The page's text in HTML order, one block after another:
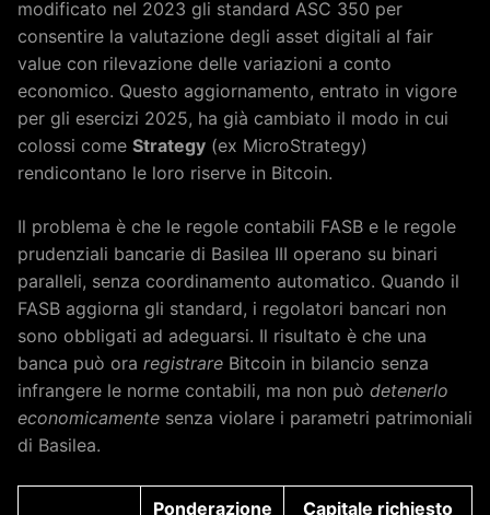
modificato nel 2023 gli standard ASC 350 per
consentire la valutazione degli asset digitali al fair
value con rilevazione delle variazioni a conto
economico. Questo aggiornamento, entrato in vigore
per gli esercizi 2025, ha già cambiato il modo in cui
colossi come Strategy (ex MicroStrategy)
rendicontano le loro riserve in Bitcoin.
Il problema è che le regole contabili FASB e le regole
prudenziali bancarie di Basilea III operano su binari
paralleli, senza coordinamento automatico. Quando il
FASB aggiorna gli standard, i regolatori bancari non
sono obbligati ad adeguarsi. Il risultato è che una
banca può ora registrare Bitcoin in bilancio senza
infrangere le norme contabili, ma non può detenerlo
economicamente senza violare i parametri patrimoniali
di Basilea.
Ponderazione
Capitale richiesto